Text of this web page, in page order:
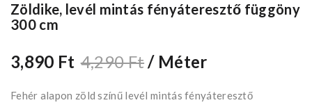
Zöldike, levél mintás fényáteresztő függöny
300 cm
3,890 Ft 4,290 Ft/ Méter
Fehér alapon zöld színű levél mintás fényáteresztő